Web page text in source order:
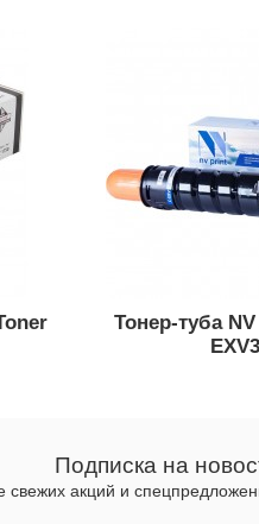
Тонер-туба
Подписка на
свежих акций и